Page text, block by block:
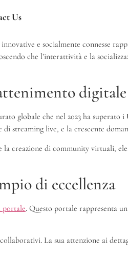
Us
e socialmente connesse
che l’interattività e la
digitale
globale che nel 2023 ha superato i
live, e la crescente
creazione di community virtuali,
di eccellenza
portale. Questo portale rappresenta
La sua attenzione ai